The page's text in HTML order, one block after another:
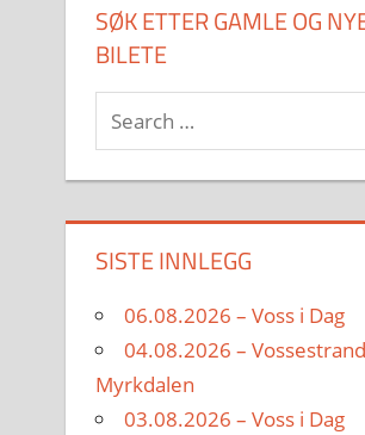
SØK ETTER GAMLE OG
BILETE
Search
for:
SISTE INNLEGG
06.08.2026 – Voss i Dag
04.08.2026 –
Myrkdalen
03.08.2026 – Voss i Dag